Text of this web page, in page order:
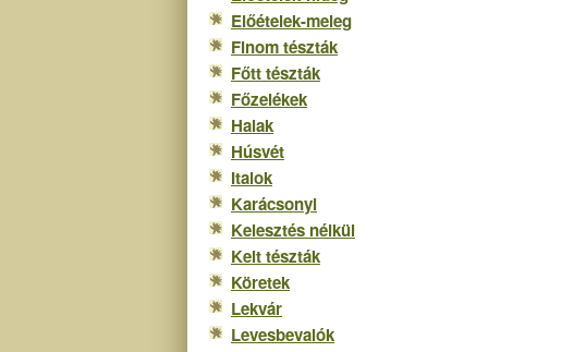
Előételek-meleg
Finom tészták
Főtt tészták
Főzelékek
Halak
Húsvét
Italok
Karácsonyi
Kelesztés nélkül
Kelt tészták
Köretek
Lekvár
Levesbevalók